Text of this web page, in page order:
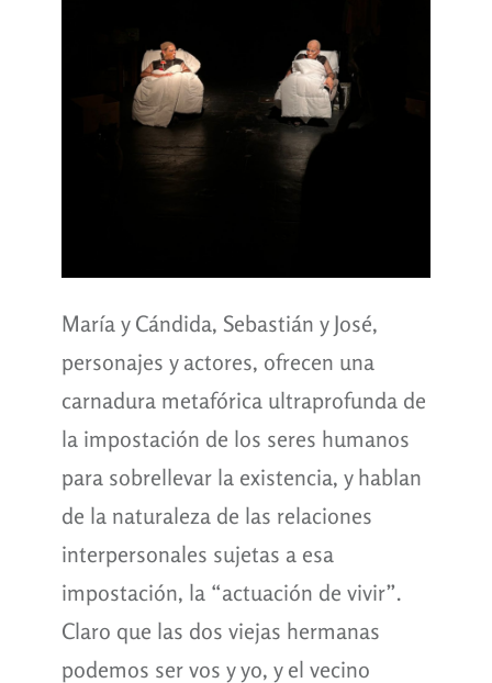
María y Cándida, Sebastián y José,
personajes y actores, ofrecen una
carnadura metafórica ultraprofunda de
la impostación de los seres humanos
para sobrellevar la existencia, y hablan
de la naturaleza de las relaciones
interpersonales sujetas a esa
impostación, la “actuación de vivir”.
Claro que las dos viejas hermanas
podemos ser vos y yo, y el vecino